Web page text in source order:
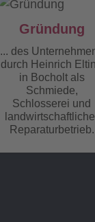
Gründung
... des
durch Heinrich
in Bocholt als
Schmiede,
Schlosserei und
Reparaturbetrieb.